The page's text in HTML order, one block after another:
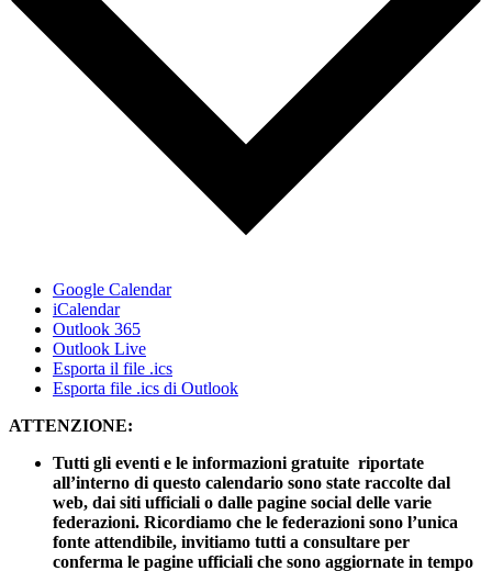
Google Calendar
iCalendar
Outlook 365
Outlook Live
Esporta il file .ics
Esporta file .ics di Outlook
ATTENZIONE:
Tutti gli eventi e le informazioni gratuite riportate
all’interno di questo calendario sono state raccolte dal
web, dai siti ufficiali o dalle pagine social delle varie
federazioni. Ricordiamo che le federazioni sono l’unica
fonte attendibile, invitiamo tutti a consultare per
conferma le pagine ufficiali che sono aggiornate in tempo